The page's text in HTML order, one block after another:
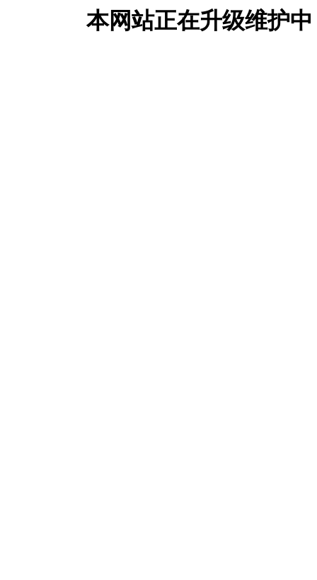
本网站正在升级维护